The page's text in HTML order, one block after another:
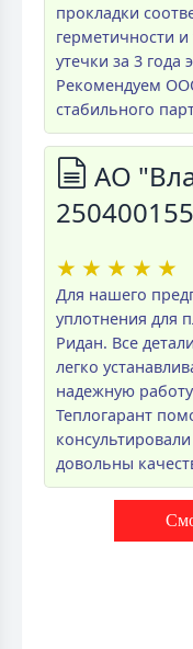
прокладки
герметичности
утечки за 3 года
Рекомендуем
стабильного
АО
★ ★ ★ ★ ★
Для нашего
уплотнения для
Ридан. Все
легко
надежную
Теплогарант
довольны